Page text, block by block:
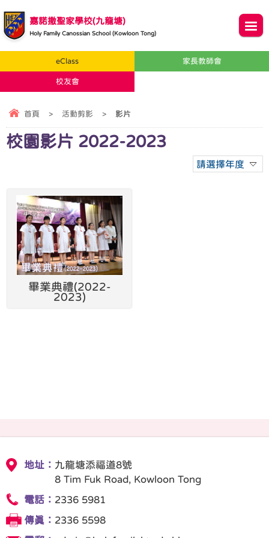
嘉諾撒聖家學校(九龍塘)
Holy Family Canossian School (Kowloon Tong)
eClass 家長教師會
校友會
首頁 > 活動剪影 > 影片
校園影片 2022-2023
請選擇年度
畢業典禮(2022-
2023)
地址： 九龍塘添福道8號
8 Tim Fuk Road, Kowloon Tong
電話： 2336 5981
傳真： 2336 5598